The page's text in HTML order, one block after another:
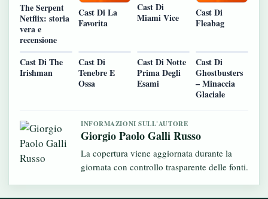
The Serpent
Netflix: storia
vera e
recensione
Cast Di La
Favorita
Cast Di
Miami Vice
Cast Di
Fleabag
Cast Di The
Irishman
Cast Di
Tenebre E
Ossa
Cast Di Notte
Prima Degli
Esami
Cast Di
Ghostbusters
– Minaccia
Glaciale
INFORMAZIONI SULL'AUTORE
Giorgio Paolo Galli Russo
La copertura viene aggiornata durante la
giornata con controllo trasparente delle fonti.